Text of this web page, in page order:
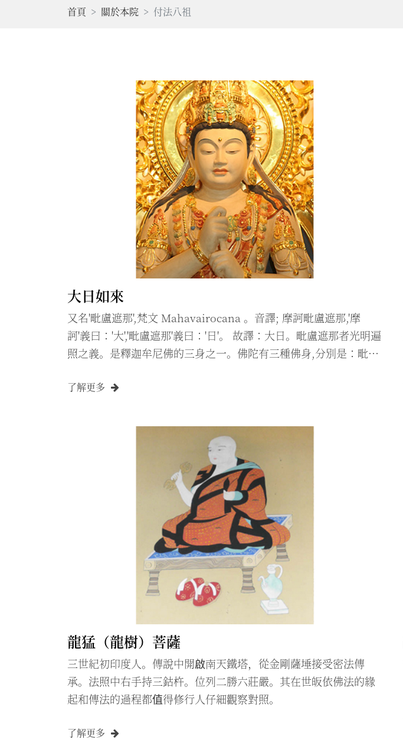
首頁 關於本院 付法八祖
大日如來
又名'毗盧遮那',梵文 Mahavairocana 。音譯; 摩訶毗盧遮那,'摩
訶'義曰：'大','毗盧遮那'義曰：'日'。 故譯：大日。毗盧遮那者光明遍
照之義。是釋迦牟尼佛的三身之一。佛陀有三種佛身,分別是：毗盧
身,是表示絕對真理的佛身。 大日如來於法界心殿，開示兩部之秘
了解更多
龍猛（龍樹）菩薩
三世紀初印度人。傳說中開啟南天鐵塔，從金剛薩埵接受密法傳
承。法照中右手持三鈷杵。位列二勝六莊嚴。其在世皈依佛法的緣
起和傳法的過程都值得修行人仔細觀察對照。
了解更多